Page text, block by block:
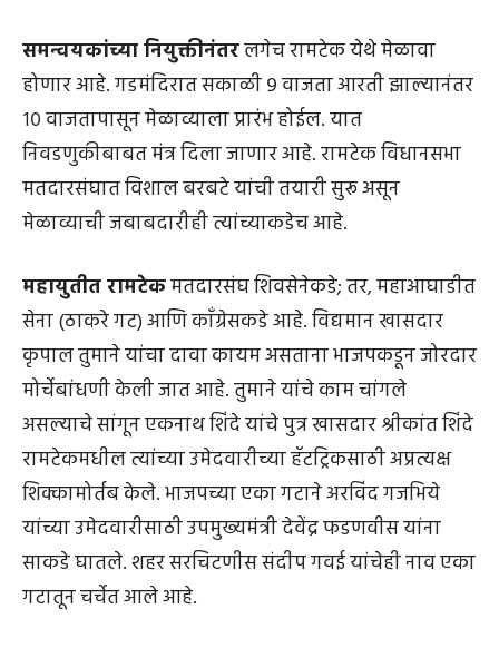
समन्वयकांच्या नियुक्तीनंतरलगेच रामटेक येथे मेळावा
होणार आहे. गडमंदिरात सकाळी ९ वाजता आरती झाल्यानंतर
१० वाजतापासून मेळाव्याला प्रारंभ होईल. यात
निवडणुकीबाबत मंत्र दिला जाणार आहे. रामटेक विधानसभा
मतदारसंघात विशाल बरबटे यांची तयारी सुरू असून
मेळाव्याची जबाबदारीही त्यांच्याकडेच आहे.
महायुतीत रामटेकमतदारसंघ शिवसेनेकडे; तर, महाआघाडीत
सेना (ठाकरे गट) आणि काँग्रेसकडे आहे. विद्यमान खासदार
कृपाल तुमाने यांचा दावा कायम असताना भाजपकडून जोरदार
मोर्चेबांधणी केली जात आहे. तुमाने यांचे काम चांगले
असल्याचे सांगून एकनाथ शिंदे यांचे पुत्र खासदार श्रीकांत शिंदे
रामटेकमधील त्यांच्या उमेदवारीच्या हॅटट्रिकसाठी अप्रत्यक्ष
शिक्कामोर्तब केले. भाजपच्या एका गटाने अरविंद गजभिये
यांच्या उमेदवारीसाठी उपमुख्यमंत्री देवेंद्र फडणवीस यांना
साकडे घातले. शहर सरचिटणीस संदीप गवई यांचेही नाव एका
गटातून चर्चेत आले आहे.